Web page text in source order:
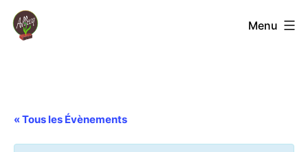
Aller
auCoopérative
Menu
« Tous les Évènements